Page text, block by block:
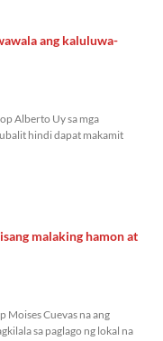
ang kaluluwa-
Alberto Uy sa mga
hindi dapat makamit
malaking hamon at
Moises Cuevas na ang
sa paglago ng lokal na